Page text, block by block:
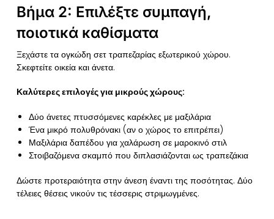
Βήμα 2: Επιλέξτε συμπαγή,
ποιοτικά καθίσματα
Ξεχάστε τα ογκώδη σετ τραπεζαρίας εξωτερικού χώρου.
Σκεφτείτε οικεία και άνετα.
Καλύτερες επιλογές για μικρούς χώρους:
Δύο άνετες πτυσσόμενες καρέκλες με μαξιλάρια
Ένα μικρό πολυθρόνακι (αν ο χώρος το επιτρέπει)
Μαξιλάρια δαπέδου για χαλάρωση σε μαροκινό στιλ
Στοιβαζόμενα σκαμπό που διπλασιάζονται ως τραπεζάκια
Δώστε προτεραιότητα στην άνεση έναντι της ποσότητας. Δύο
τέλειες θέσεις νικούν τις τέσσερις στριμωγμένες.